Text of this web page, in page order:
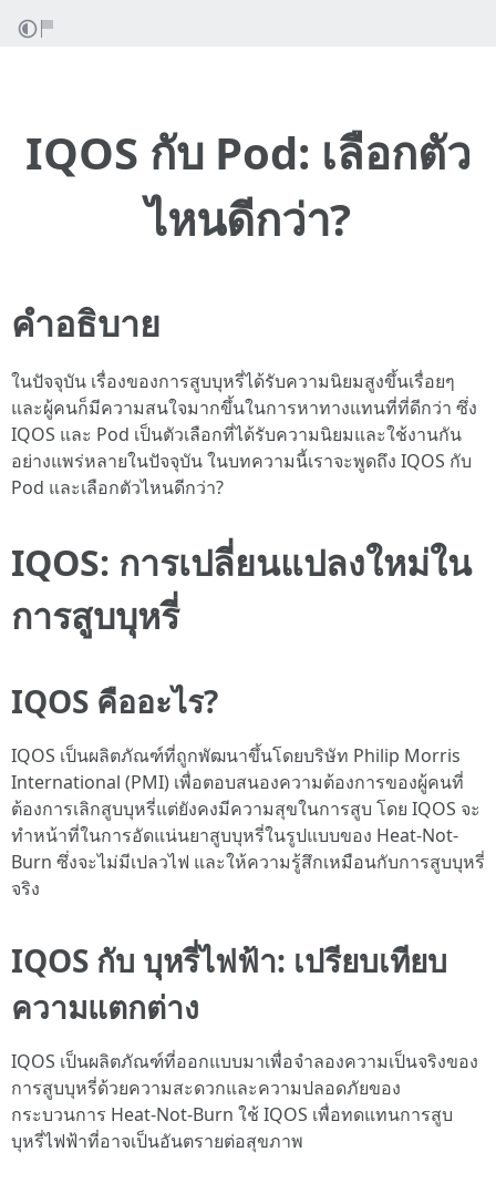
IQOS กับ Pod: เลือกตัว
ไหนดีกว่า?
คำอธิบาย
ในปัจจุบัน เรื่องของการสูบบุหรี่ได้รับความนิยมสูงขึ้นเรื่อยๆ
และผู้คนก็มีความสนใจมากขึ้นในการหาทางแทนที่ที่ดีกว่า ซึ่ง
IQOS และ Pod เป็นตัวเลือกที่ได้รับความนิยมและใช้งานกัน
อย่างแพร่หลายในปัจจุบัน ในบทความนี้เราจะพูดถึง IQOS กับ
Pod และเลือกตัวไหนดีกว่า?
IQOS: การเปลี่ยนแปลงใหม่ใน
การสูบบุหรี่
IQOS คืออะไร?
IQOS เป็นผลิตภัณฑ์ที่ถูกพัฒนาขึ้นโดยบริษัท Philip Morris
International (PMI) เพื่อตอบสนองความต้องการของผู้คนที่
ต้องการเลิกสูบบุหรี่แต่ยังคงมีความสุขในการสูบ โดย IQOS จะ
ทำหน้าที่ในการอัดแน่นยาสูบบุหรี่ในรูปแบบของ Heat-Not-
Burn ซึ่งจะไม่มีเปลวไฟ และให้ความรู้สึกเหมือนกับการสูบบุหรี่
จริง
IQOS กับ บุหรี่ไฟฟ้า: เปรียบเทียบ
ความแตกต่าง
IQOS เป็นผลิตภัณฑ์ที่ออกแบบมาเพื่อจำลองความเป็นจริงของ
การสูบบุหรี่ด้วยความสะดวกและความปลอดภัยของ
กระบวนการ Heat-Not-Burn ใช้ IQOS เพื่อทดแทนการสูบ
บุหรี่ไฟฟ้าที่อาจเป็นอันตรายต่อสุขภาพ